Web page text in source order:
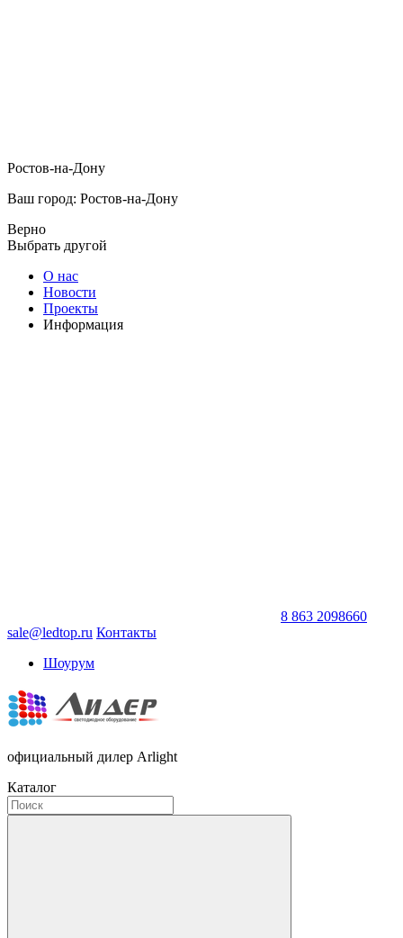
Ростов-на-Дону
Ваш город: Ростов-на-Дону
Верно
Выбрать другой
О нас
Новости
Проекты
Информация
8 863 2098660
sale@ledtop.ru Контакты
Шоурум
официальный дилер Arlight
Каталог